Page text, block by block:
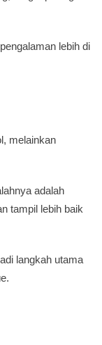
lebih di
melainkan
adalah
tampil lebih baik
langkah utama